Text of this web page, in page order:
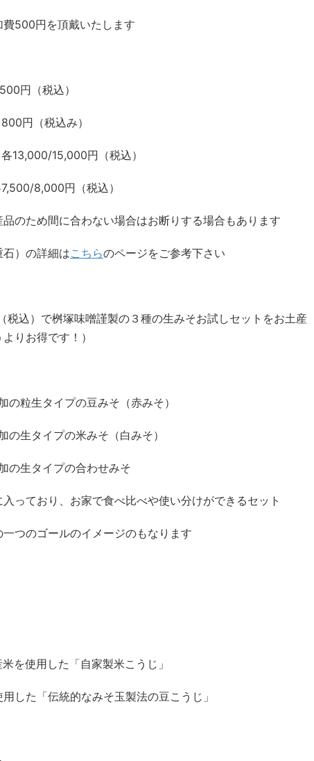
費500円を頂戴いたします
円（税込）
円（税込み）
13,000/15,000円（税込）
8,000円（税込）
品のため間に合わない場合はお断りする場合もあります
石）の詳細はこちらのページをご参考下さい
込）で桝塚味噌謹製の３種の生みそお試しセットをお土産
りお得です！）
粒生タイプの豆みそ（赤みそ）
生タイプの米みそ（白みそ）
の生タイプの合わせみそ
っており、お家で食べ比べや使い分けができるセット
つのゴールのイメージのもなります
を使用した「自家製米こうじ」
した「伝統的なみそ玉製法の豆こうじ」